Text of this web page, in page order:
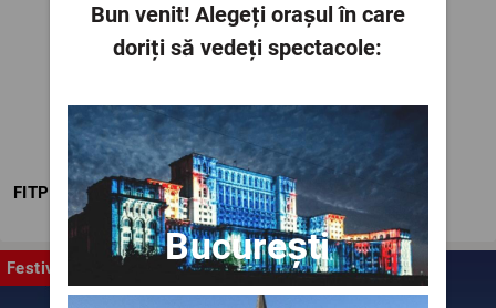
FITPTI
Festival
Bun venit!Alegeți orașul în care
doriți să vedeți spectacole:
București